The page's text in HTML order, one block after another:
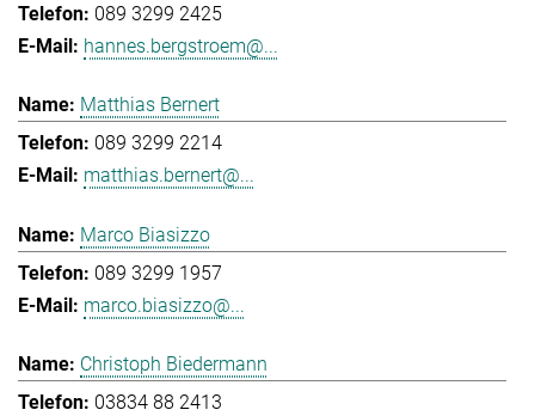
089 3299 2425
hannes.bergstroem@...
Matthias Bernert
089 3299 2214
matthias.bernert@...
Marco Biasizzo
089 3299 1957
marco.biasizzo@...
Christoph Biedermann
03834 88 2413